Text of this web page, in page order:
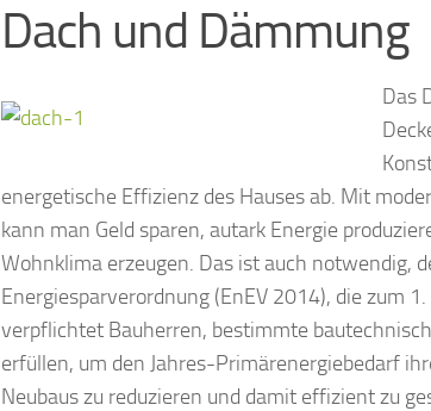
Dach und Dämmung
Das
energetische Effizienz des Hauses ab. Mit
kann man Geld sparen, autark Energie
Wohnklima erzeugen. Das ist auch notwendig,
Energiesparverordnung (EnEV 2014), die zum
verpflichtet Bauherren, bestimmte
erfüllen, um den Jahres-Primärenergiebedarf
Neubaus zu reduzieren und damit effizient zu